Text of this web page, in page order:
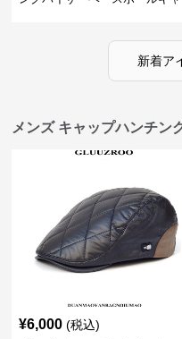
新着ア
メンズ キャップハンチン
¥6,000 (税込)